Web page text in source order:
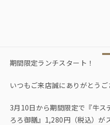
期間限定ランチスタート！
いつもご来店誠にありがとうご
3月10日から期間限定で『牛
ろろ御膳』1,280円（税込）が